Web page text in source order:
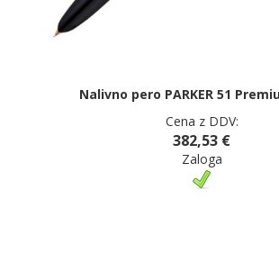
Nalivno pero PARKER 51
Cena z DDV:
382,53 €
Zaloga